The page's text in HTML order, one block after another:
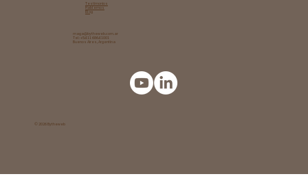
maga@bytheweb.com.ar
Tel: +54 11 6864 1001
Buenos Aires, Argentina
© 2026 Bytheweb
Testimonios
Hablemos
Blog